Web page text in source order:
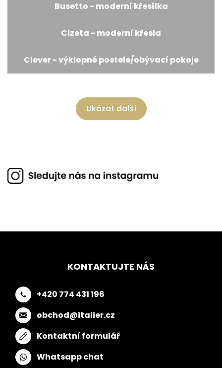
Busetto - moderní křesílka
Cizeta - moderní křesla
Clever - výklopné postele/obývací pokoje
Ukázat další
KONTAKTUJTE NÁS
+420 774 431 196
obchod@italier.cz
Kontaktní formulář
Whatsapp chat